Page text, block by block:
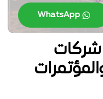
WhatsApp
شركات